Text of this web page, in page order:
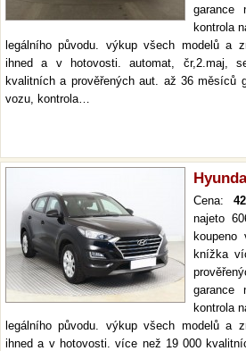
garance
kontrola
legálního původu. výkup všech modelů a
ihned a v hotovosti. automat, čr,2.maj,
kvalitních a prověřených aut. až 36 měsíců
vozu, kontrola…
Cena:
najeto
knížka
garance
kontrola
legálního původu. výkup všech modelů a
ihned a v hotovosti. více než 19 000